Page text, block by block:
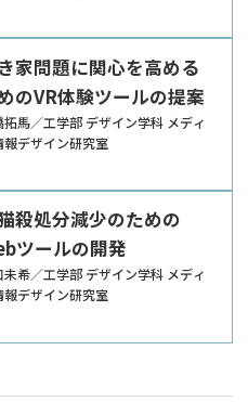
家問題に関心を高める
のVR体験ツールの提案
拓馬／工学部 デザイン学科 メディ
報デザイン研究室
殺処分減少のための
ツールの開発
未希／工学部 デザイン学科 メディ
報デザイン研究室